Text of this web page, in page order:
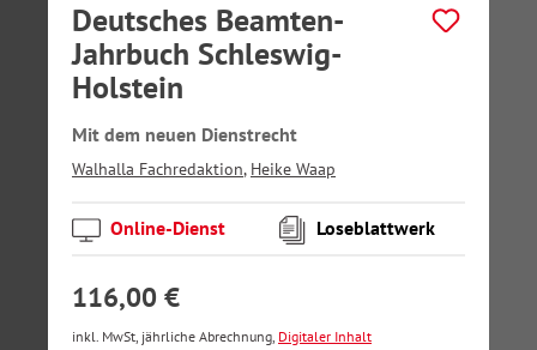
Deutsches Beamten-
Jahrbuch Schleswig-
Holstein
Mit dem neuen Dienstrecht
Walhalla Fachredaktion, Heike Waap
Online-Dienst Loseblattwerk
116,00 €
inkl. MwSt, jährliche Abrechnung, Digitaler Inhalt